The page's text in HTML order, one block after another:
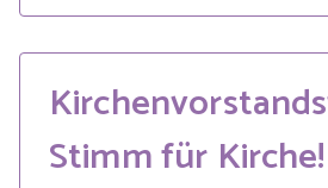
Stimm für Kirche!